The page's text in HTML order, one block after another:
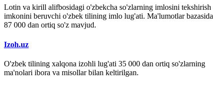
Lotin va kirill alifbosidagi o'zbekcha so'zlarning imlosini tekshirish
imkonini beruvchi o'zbek tilining imlo lug'ati. Ma'lumotlar bazasida
87 000 dan ortiq so'z mavjud.
Izoh.uz
O'zbek tilining xalqona izohli lug'ati 35 000 dan ortiq so'zlarning
ma'nolari ibora va misollar bilan keltirilgan.